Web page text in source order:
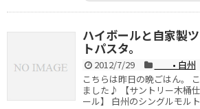
ハイボールと自家製
トパスタ。
2012/7/29
• 白州
こちらは昨日の晩ごはん。
ました♪ 【サントリー木桶
ール】 白州のシングルモル